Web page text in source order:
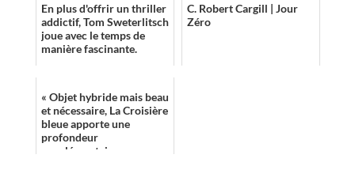
En plus d'offrir un thriller
addictif, Tom Sweterlitsch
joue avec le temps de
manière fascinante.
C. Robert Cargill | Jour
Zéro
« Objet hybride mais beau
et nécessaire, La Croisière
bleue apporte une
profondeur
supplémentaire aux